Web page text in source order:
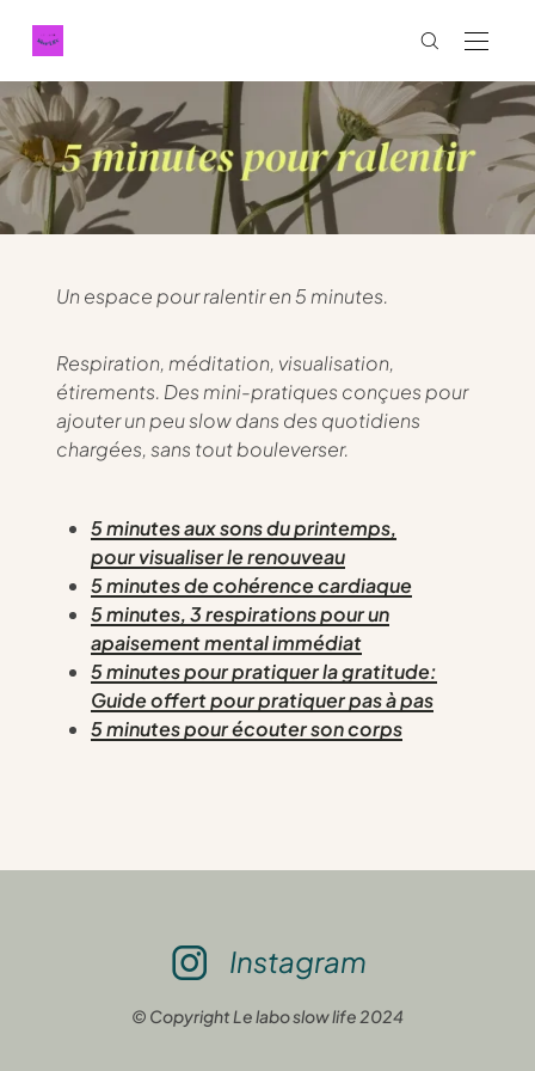
Un espace pour ralentir en 5 minutes.
Respiration, méditation, visualisation,
étirements. Des mini-pratiques conçues pour
ajouter un peu slow dans des quotidiens
chargées, sans tout bouleverser.
5 minutes aux sons du printemps,
pour visualiser le renouveau
5 minutes de cohérence cardiaque
5 minutes, 3 respirations pour un
apaisement mental immédiat
5 minutes pour pratiquer la gratitude:
Guide offert pour pratiquer pas à pas
5 minutes pour écouter son corps
Instagram
© Copyright Le labo slow life 2024